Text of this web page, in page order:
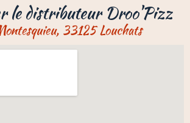
le distributeur Droo'Pizz
33125 Louchats